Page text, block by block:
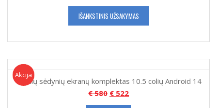
IŠANKSTINIS UŽSAKYMAS
Akcija
Akcija!
Galinių sėdynių ekranų komplektas 10.5 colių Android 14
€580 € 522